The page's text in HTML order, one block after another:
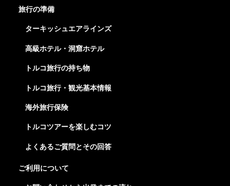
旅行の準備
ターキッシュエアラインズ
高級ホテル・洞窟ホテル
トルコ旅行の持ち物
トルコ旅行・観光基本情報
海外旅行保険
トルコツアーを楽しむコツ
よくあるご質問とその回答
ご利用について